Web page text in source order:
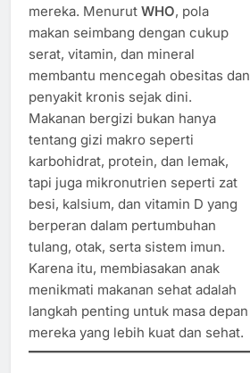
mereka. Menurut WHO, pola
makan seimbang dengan cukup
serat, vitamin, dan mineral
membantu mencegah obesitas dan
penyakit kronis sejak dini.
Makanan bergizi bukan hanya
tentang gizi makro seperti
karbohidrat, protein, dan lemak,
tapi juga mikronutrien seperti zat
besi, kalsium, dan vitamin D yang
berperan dalam pertumbuhan
tulang, otak, serta sistem imun.
Karena itu, membiasakan anak
menikmati makanan sehat adalah
langkah penting untuk masa depan
mereka yang lebih kuat dan sehat.